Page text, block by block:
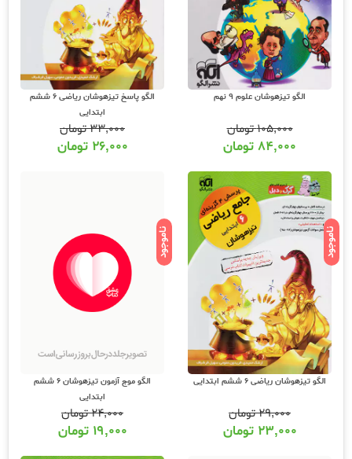
الگو تیزهوشان علوم 9 نهم
۱۰۵,۰۰۰تومان
۸۴,۰۰۰ تومان
الگو پاسخ تیزهوشان ریاضی 6 ششم
ابتدایی
۳۳,۰۰۰تومان
۲۶,۰۰۰ تومان
ناموجود
الگو تیزهوشان ریاضی 6 ششم ابتدایی
۲۹,۰۰۰تومان
۲۳,۰۰۰ تومان
ناموجود
الگو موج آزمون تیزهوشان 6 ششم
ابتدایی
۲۴,۰۰۰تومان
۱۹,۰۰۰ تومان